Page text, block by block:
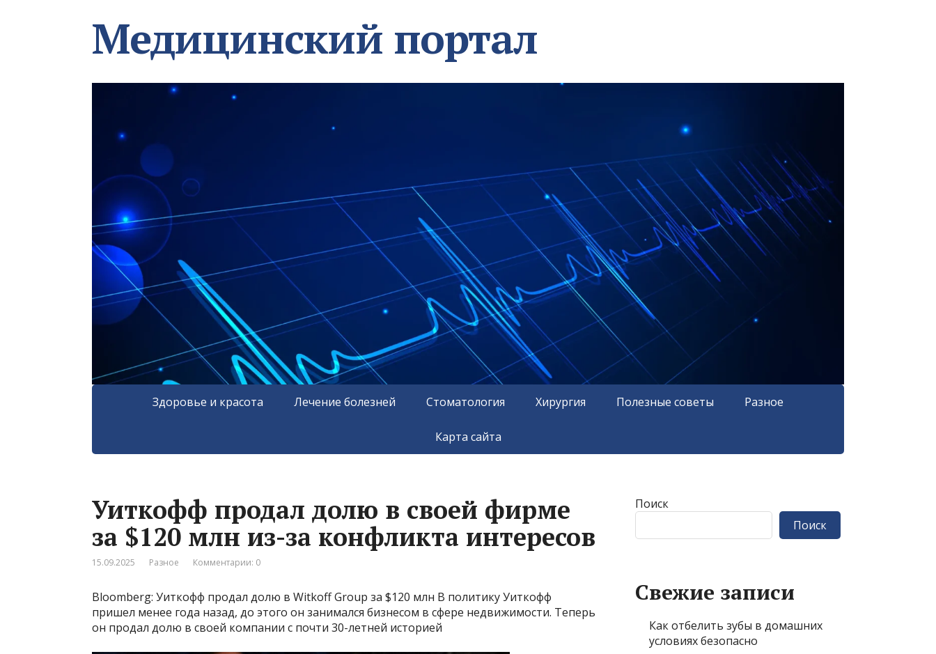
Медицинский портал
Здоровье и красота Лечение болезней Стоматология Хирургия Полезные советы Разное
Карта сайта
Уиткофф продал долю в своей фирме
за $120 млн из-за конфликта интересов
15.09.2025 Разное Комментарии: 0
Bloomberg: Уиткофф продал долю в Witkoff Group за $120 млн В политику Уиткофф
пришел менее года назад, до этого он занимался бизнесом в сфере недвижимости. Теперь
он продал долю в своей компании с почти 30-летней историей
Поиск
Поиск
Свежие записи
Как отбелить зубы в домашних
условиях безопасно